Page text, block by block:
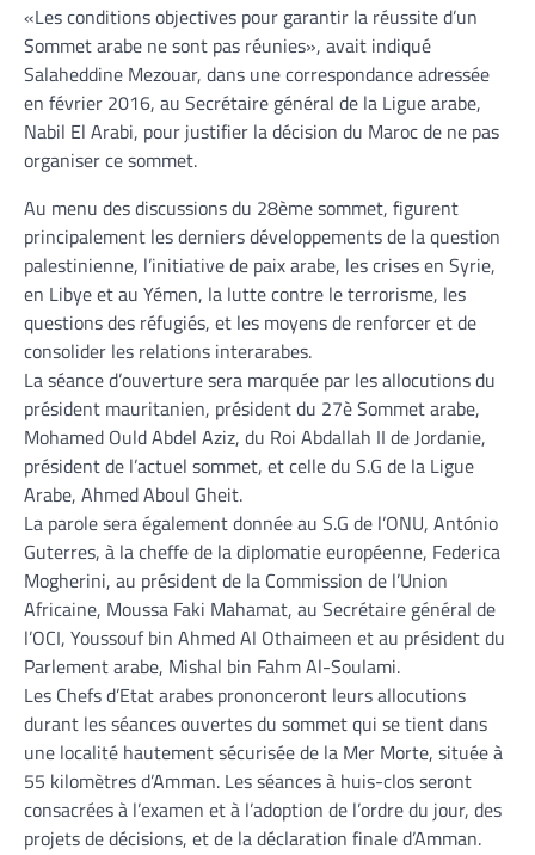
«Les conditions objectives pour garantir la réussite d’un
Sommet arabe ne sont pas réunies», avait indiqué
Salaheddine Mezouar, dans une correspondance adressée
en février 2016, au Secrétaire général de la Ligue arabe,
Nabil El Arabi, pour justifier la décision du Maroc de ne pas
organiser ce sommet.
Au menu des discussions du 28ème sommet, figurent
principalement les derniers développements de la question
palestinienne, l’initiative de paix arabe, les crises en Syrie,
en Libye et au Yémen, la lutte contre le terrorisme, les
questions des réfugiés, et les moyens de renforcer et de
consolider les relations interarabes.
La séance d’ouverture sera marquée par les allocutions du
président mauritanien, président du 27è Sommet arabe,
Mohamed Ould Abdel Aziz, du Roi Abdallah II de Jordanie,
président de l’actuel sommet, et celle du S.G de la Ligue
Arabe, Ahmed Aboul Gheit.
La parole sera également donnée au S.G de l’ONU, António
Guterres, à la cheffe de la diplomatie européenne, Federica
Mogherini, au président de la Commission de l’Union
Africaine, Moussa Faki Mahamat, au Secrétaire général de
l’OCI, Youssouf bin Ahmed Al Othaimeen et au président du
Parlement arabe, Mishal bin Fahm Al-Soulami.
Les Chefs d’Etat arabes prononceront leurs allocutions
durant les séances ouvertes du sommet qui se tient dans
une localité hautement sécurisée de la Mer Morte, située à
55 kilomètres d’Amman. Les séances à huis-clos seront
consacrées à l’examen et à l’adoption de l’ordre du jour, des
projets de décisions, et de la déclaration finale d’Amman.